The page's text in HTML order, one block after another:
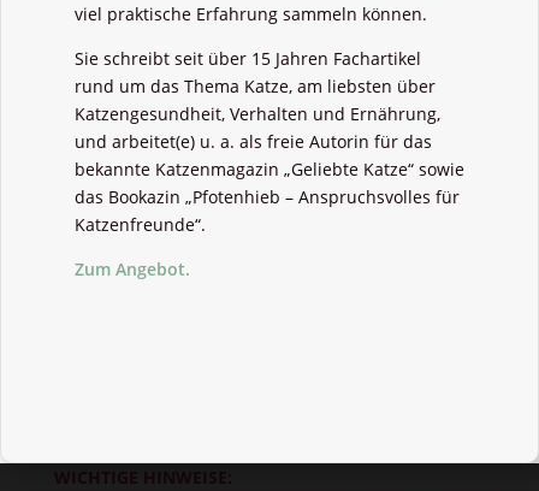
viel praktische Erfahrung sammeln können.
Sie schreibt seit über 15 Jahren Fachartikel
rund um das Thema Katze, am liebsten über
Katzengesundheit, Verhalten und Ernährung,
und arbeitet(e) u. a. als freie Autorin für das
bekannte Katzenmagazin „Geliebte Katze“ sowie
das Bookazin „Pfotenhieb – Anspruchsvolles für
Katzenfreunde“.
Zum Angebot.
WICHTIGE HINWEISE: